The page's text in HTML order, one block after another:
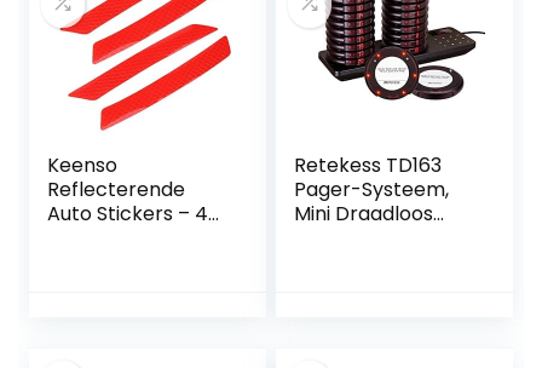
Truck Food Court
Snack Ziekenhuis
Keenso
Reflecterende
Auto Stickers – 4
Retekess TD163
Pager-Systeem,
Mini Draadloos